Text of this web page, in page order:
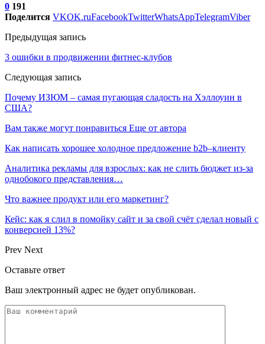
0 191
Поделится VKOK.ruFacebookTwitterWhatsAppTelegramViber
Предыдущая запись
3 ошибки в продвижении фитнес-клубов
Следующая запись
Почему ИЗЮМ – самая пугающая сладость на Хэллоуин в
США?
Вам также могут понравиться Еще от автора
Как написать хорошее холодное предложение b2b–клиенту
Аналитика рекламы для взрослых: как не слить бюджет из-за
однобокого представления…
Что важнее продукт или его маркетинг?
Кейс: как я слил в помойку сайт и за свой счёт сделал новый с
конверсией 13%?
Prev Next
Оставьте ответ
Ваш электронный адрес не будет опубликован.